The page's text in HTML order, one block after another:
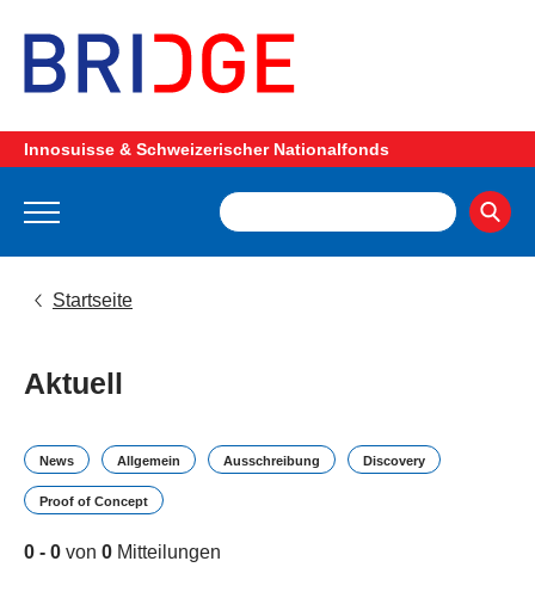
Innosuisse & Schweizerischer Nationalfonds
Startseite
Aktuell
News Allgemein Ausschreibung Discovery
Proof of Concept
0 - 0 von 0 Mitteilungen